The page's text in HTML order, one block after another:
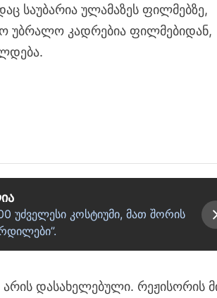
საუბარია ულამაზეს ფილმებზე,
უბრალო კადრებია ფილმებიდან,
უძველესი კოსტიუმი, მათ შორის
დასახელებული. რეჟისორის